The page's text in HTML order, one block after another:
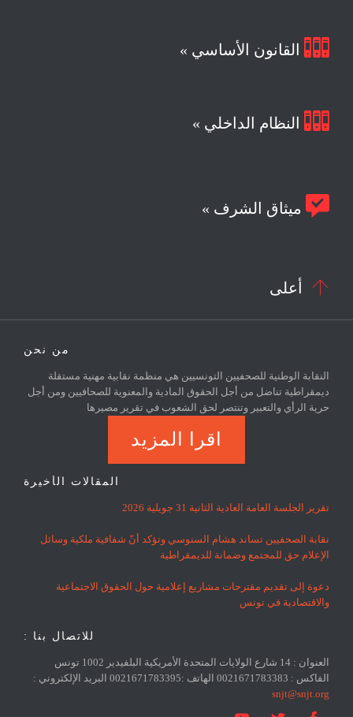
 القانون الأساسي »
 النظام الداخلي »
 ميثاق الشرف »
 أعلى
من نحن
النقابة الوطنية للصحفيين التونسيين هي منظمة نقابية مهنية مستقلة
ديمقراطية تناضل من أجل الحقوق المادية والمعنوية للصحافيين ومن أجل
حرية الرأي والتعبير وتنتصر لحق الشعوب في تقرير مصيرها
اقرا المزيد
المقالات الأخيرة
تقرير الجلسة العامة العادية الثانية 31 جويلية 2026
نقابة الصحفيين تساند هشام السنوسي وتؤكد أنّ شفافية ملكية وسائل
الإعلام حق للمجتمع وضمانة للديمقراطية
دعوة إلى تقديم مقترحات مشاريع إعلامية حول الحقوق الاجتماعية
والاقتصادية في تونس
للاتصال بنا :
العنوان : 14 شارع الولايات المتحدة الأمريكية البلفيدير 1002 تونس
الفاكس : 0021671783383 الهاتف :0021671783395 البريد الإلكتروني :
snjt@snjt.org